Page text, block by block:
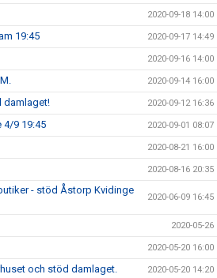
2020-09-18 14:00
19:45 2020-09-17 14:49
2020-09-16 14:00
2020-09-14 16:00
damlaget! 2020-09-12 16:36
4/9 19:45 2020-09-01 08:07
2020-08-21 16:00
2020-08-16 20:35
- stöd Åstorp Kvidinge
2020-06-09 16:45
2020-05-26
2020-05-20 16:00
och stöd damlaget. 2020-05-20 14:20